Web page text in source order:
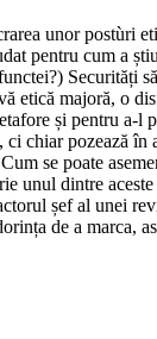
unor postùri
pentru cum a
Securități
etică majoră, o
și pentru a-
chiar pozează
se poate
unul dintre
șef al unei
de a marca,